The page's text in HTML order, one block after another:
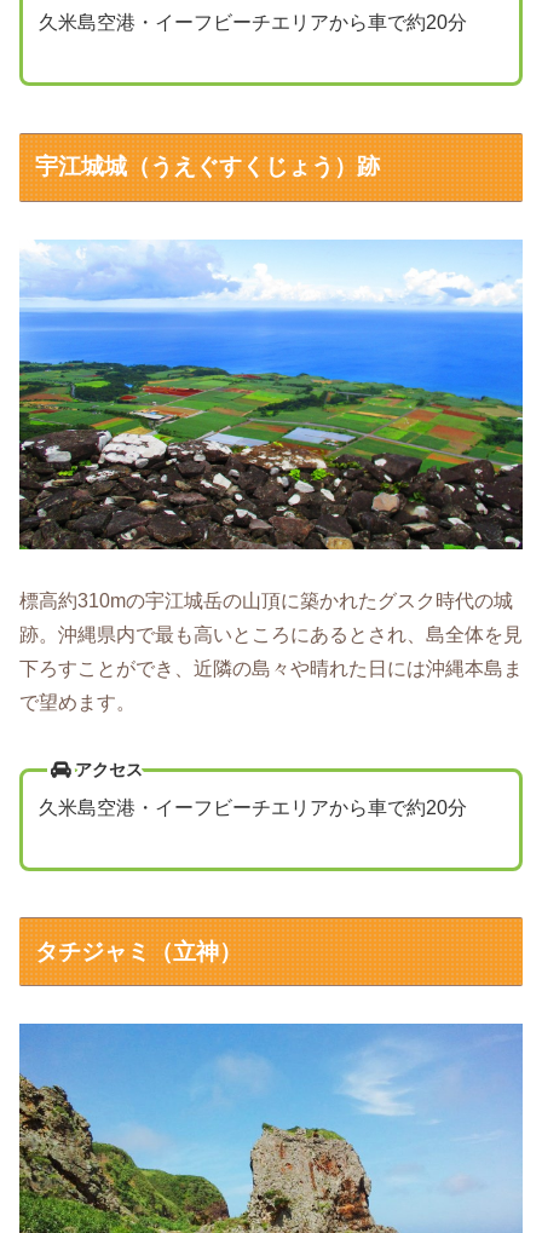
久米島空港・イーフビーチエリアから車で約20分
宇江城城（うえぐすくじょう）跡
標高約310mの宇江城岳の山頂に築かれたグスク時代の城
跡。沖縄県内で最も高いところにあるとされ、島全体を見
下ろすことができ、近隣の島々や晴れた日には沖縄本島ま
で望めます。
アクセス
久米島空港・イーフビーチエリアから車で約20分
タチジャミ（立神）